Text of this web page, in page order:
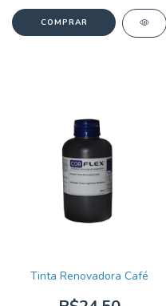
Tinta Renovadora Café